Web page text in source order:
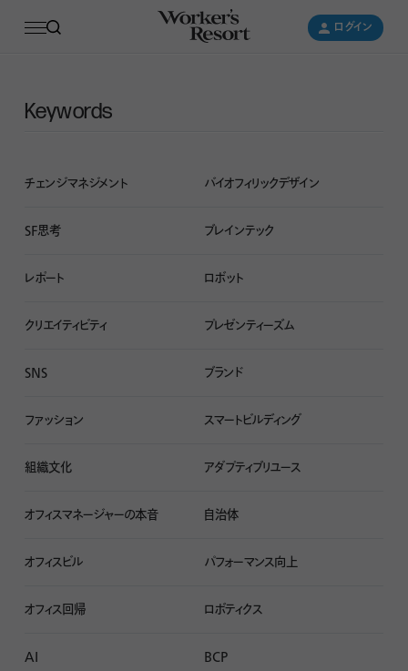
ログイン
ログイン
Keywords
チェンジマネジメント バイオフィリックデザイン
SF思考 ブレインテック
レポート ロボット
クリエイティビティ プレゼンティーズム
SNS ブランド
ファッション スマートビルディング
組織文化 アダプティブリユース
オフィスマネージャーの本音 自治体
オフィスビル パフォーマンス向上
オフィス回帰 ロボティクス
AI BCP